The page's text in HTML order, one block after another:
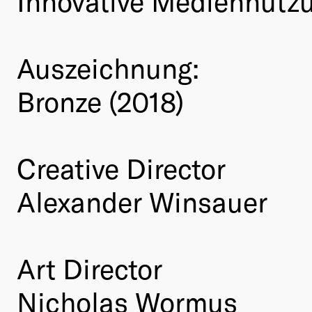
Auszeichnung:
Bronze (2018)
Creative Director
Alexander Winsauer
Art Director
Nicholas Wormus